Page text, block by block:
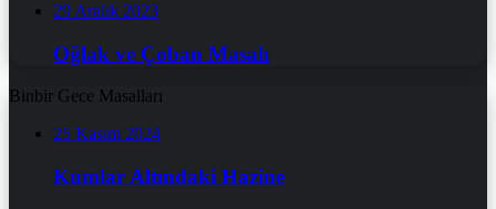
29 Aralık 2023
Oğlak ve Çoban Masalı
Binbir Gece Masalları
25 Kasım 2024
Kumlar Altındaki Hazine